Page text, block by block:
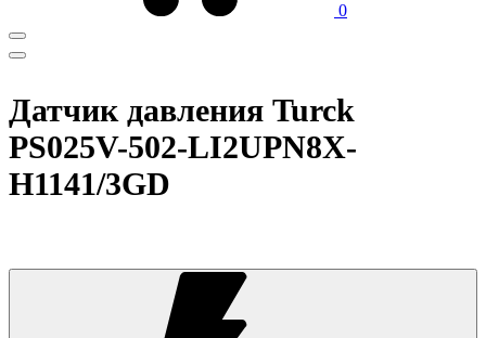
0
Датчик давления Turck
PS025V-502-LI2UPN8X-
H1141/3GD